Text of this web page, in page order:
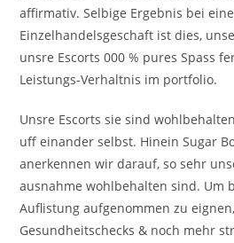
affirmativ. Selbige Ergebnis bei
Einzelhandelsgeschaft ist dies,
unsre Escorts 000 % pures Spass
Leistungs-Verhaltnis im portfolio.
Unsre Escorts sie sind
uff einander selbst. Hinein Sugar
anerkennen wir darauf, so sehr
ausnahme wohlbehalten sind. Um
Auflistung aufgenommen zu
Gesundheitschecks & noch mehr